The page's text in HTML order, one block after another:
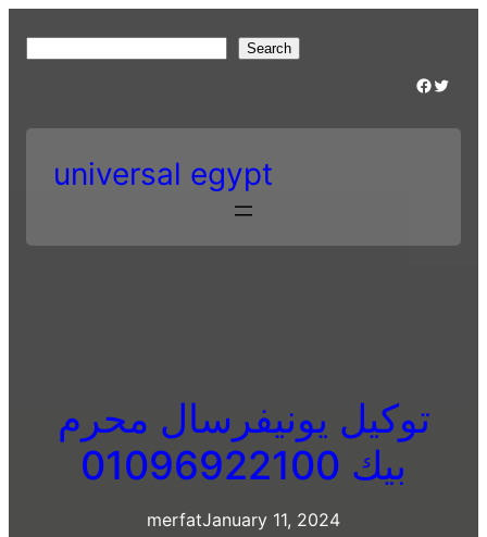
r
Search
Facebook Twitter
universal egypt
توكيل يونيفرسال محرم
بيك 01096922100
merfatJanuary 11, 2024